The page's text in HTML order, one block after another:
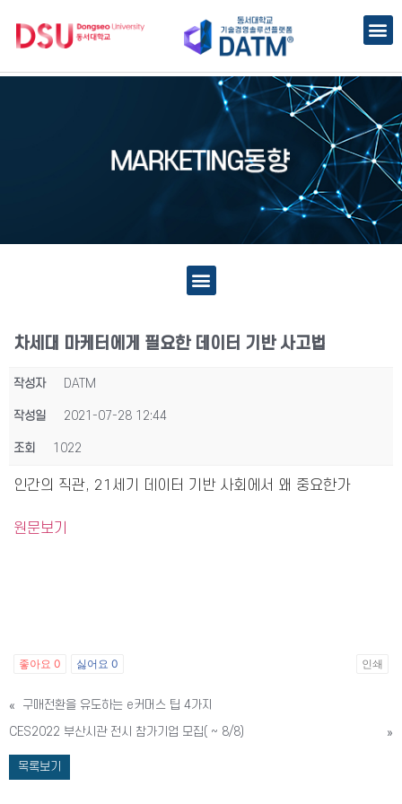
차세대 마케터에게 필요한 데이터 기반 사고법
작성자 DATM
작성일 2021-07-28 12:44
조회 1022
인간의 직관, 21세기 데이터 기반 사회에서 왜 중요한가
원문보기
좋아요 0 싫어요 0 인쇄
«
구매전환을 유도하는 e커머스 팁 4가지
CES2022 부산시관 전시 참가기업 모집( ~ 8/8)
»
목록보기